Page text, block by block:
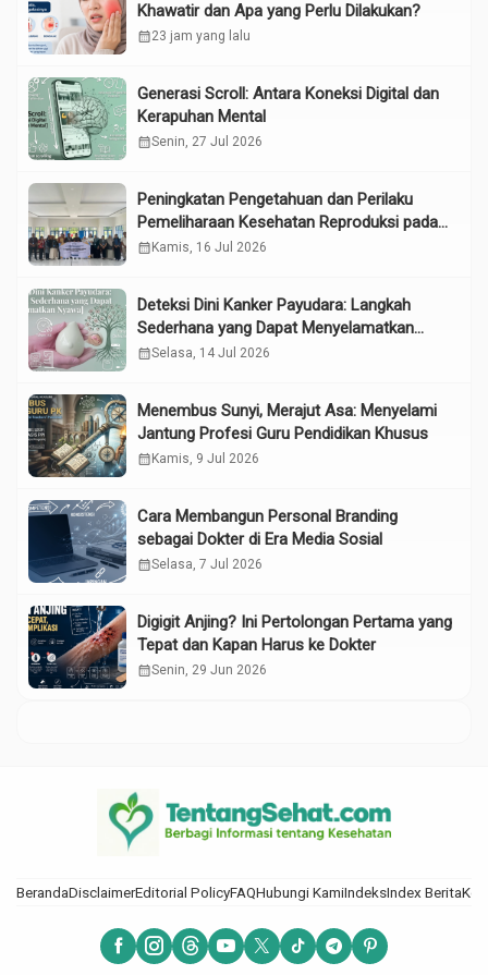
Khawatir dan Apa yang Perlu Dilakukan?
calendar_month23 jam yang lalu
Generasi Scroll: Antara Koneksi Digital dan
Kerapuhan Mental
calendar_monthSenin, 27 Jul 2026
Peningkatan Pengetahuan dan Perilaku
Pemeliharaan Kesehatan Reproduksi pada
Lansia melalui Edukasi dan Konseling di
calendar_month Kamis, 16 Jul 2026
Deteksi Dini Kanker Payudara: Langkah
Sederhana yang Dapat Menyelamatkan
Nyawa
calendar_monthSelasa, 14 Jul 2026
Menembus Sunyi, Merajut Asa: Menyelami
Jantung Profesi Guru Pendidikan Khusus
calendar_month Kamis, 9 Jul 2026
Cara Membangun Personal Branding
sebagai Dokter di Era Media Sosial
calendar_monthSelasa, 7 Jul 2026
Digigit Anjing? Ini Pertolongan Pertama yang
Tepat dan Kapan Harus ke Dokter
calendar_monthSenin, 29 Jun 2026
BerandaDisclaimerEditorial PolicyFAQHubungi KamiIndeksIndex Berita